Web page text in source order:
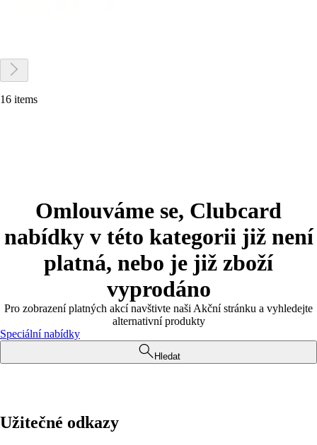
16 items
Omlouváme se, Clubcard
nabídky v této kategorii již není
platná, nebo je již zboží
vyprodáno
Pro zobrazení platných akcí navštivte naši Akční stránku a vyhledejte
alternativní produkty
Speciální nabídky
Hledat
Užitečné odkazy